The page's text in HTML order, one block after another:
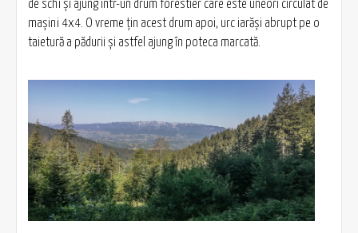
de schi și ajung într-un drum forestier care este uneori circulat de
mașini 4x4. O vreme țin acest drum apoi, urc iarăși abrupt pe o
taietură a pădurii și astfel ajung în poteca marcată.